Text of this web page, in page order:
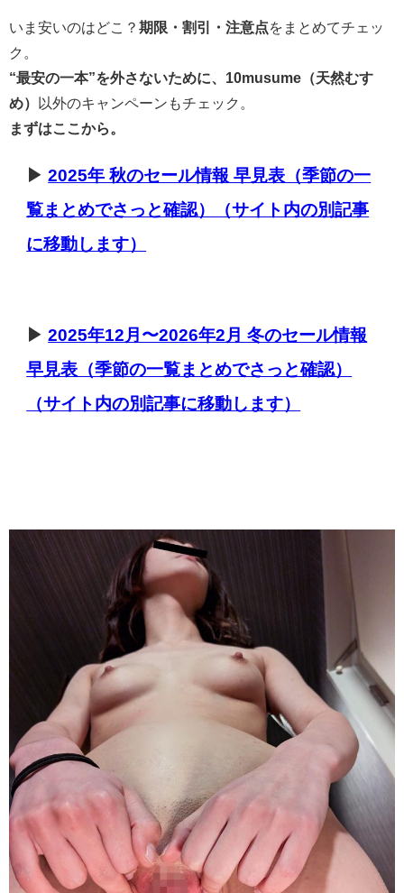
いま安いのはどこ？ 期限・割引・注意点をまとめてチェッ
ク。
“最安の一本”を外さないために、 10musume（天然むす
め）
以外のキャンペーンもチェック。
まずはここから。
▶2025年 秋のセール情報 早見表（季節の一
覧まとめでさっと確認）（サイト内の別記事
に移動します）
▶2025年12月〜2026年2月 冬のセール情報
早見表（季節の一覧まとめでさっと確認）
（サイト内の別記事に移動します）